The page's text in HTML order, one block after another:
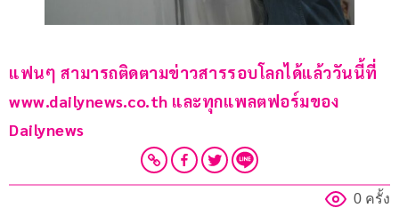
แฟนๆ สามารถติดตามข่าวสารรอบโลกได้แล้ววันนี้ที่
www.dailynews.co.th และทุกแพลตฟอร์มของ
Dailynews
0 ครั้ง